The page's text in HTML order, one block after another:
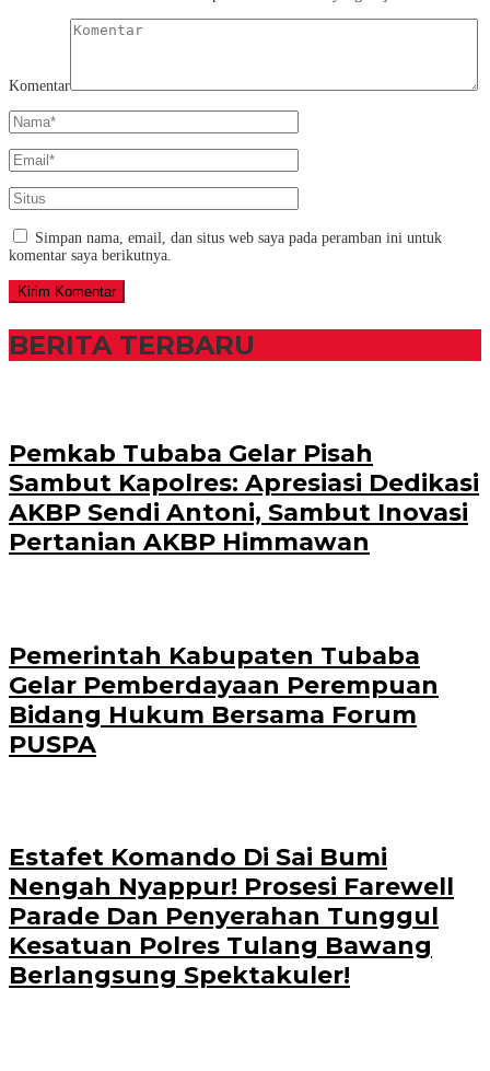
Komentar
Simpan nama, email, dan situs web saya pada peramban ini untuk
komentar saya berikutnya.
BERITA TERBARU
Pemkab Tubaba Gelar Pisah
Sambut Kapolres: Apresiasi Dedikasi
AKBP Sendi Antoni, Sambut Inovasi
Pertanian AKBP Himmawan
Pemerintah Kabupaten Tubaba
Gelar Pemberdayaan Perempuan
Bidang Hukum Bersama Forum
PUSPA
Estafet Komando Di Sai Bumi
Nengah Nyappur! Prosesi Farewell
Parade Dan Penyerahan Tunggul
Kesatuan Polres Tulang Bawang
Berlangsung Spektakuler!